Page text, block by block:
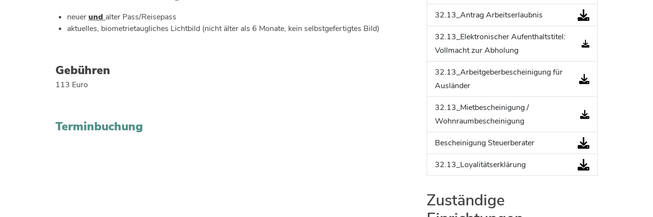
neuerund alter Pass/Reisepass
aktuelles, biometrietaugliches Lichtbild (nicht älter als 6 Monate, kein selbstgefertigtes Bild)
Gebühren
113 Euro
Terminbuchung
32.13_Antrag Arbeitserlaubnis
32.13_Elektronischer Aufenthaltstitel:
Vollmacht zur Abholung
32.13_Arbeitgeberbescheinigung für
Ausländer
32.13_Mietbescheinigung /
Wohnraumbescheinigung
Bescheinigung Steuerberater
32.13_Loyalitätserklärung
Zuständige